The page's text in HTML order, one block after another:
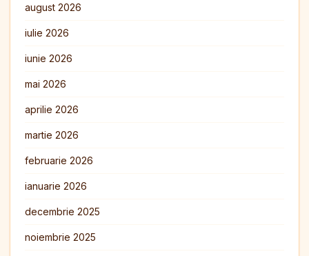
august 2026
iulie 2026
iunie 2026
mai 2026
aprilie 2026
martie 2026
februarie 2026
ianuarie 2026
decembrie 2025
noiembrie 2025